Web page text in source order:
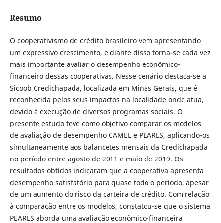
Resumo
O cooperativismo de crédito brasileiro vem apresentando
um expressivo crescimento, e diante disso torna-se cada vez
mais importante avaliar o desempenho econômico-
financeiro dessas cooperativas. Nesse cenário destaca-se a
Sicoob Credichapada, localizada em Minas Gerais, que é
reconhecida pelos seus impactos na localidade onde atua,
devido à execução de diversos programas sociais. O
presente estudo teve como objetivo comparar os modelos
de avaliação de desempenho CAMEL e PEARLS, aplicando-os
simultaneamente aos balancetes mensais da Credichapada
no período entre agosto de 2011 e maio de 2019. Os
resultados obtidos indicaram que a cooperativa apresenta
desempenho satisfatório para quase todo o período, apesar
de um aumento do risco da carteira de crédito. Com relação
à comparação entre os modelos, constatou-se que o sistema
PEARLS aborda uma avaliação econômico-financeira